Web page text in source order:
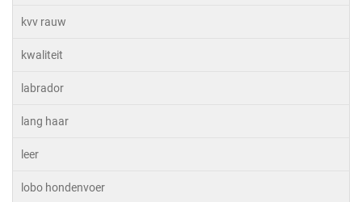
kvv rauw
kwaliteit
labrador
lang haar
leer
lobo hondenvoer